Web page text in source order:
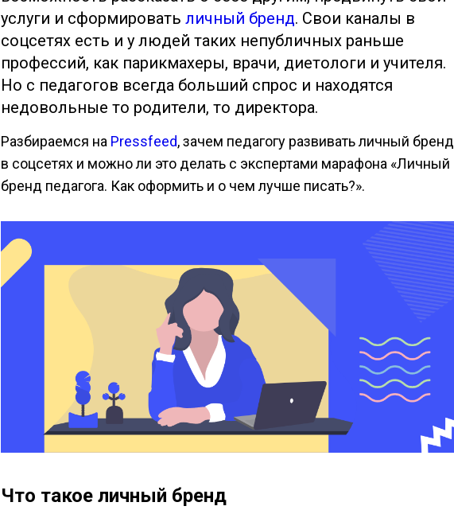
услуги и сформировать личный бренд. Свои каналы в
соцсетях есть и у людей таких непубличных раньше
профессий, как парикмахеры, врачи, диетологи и учителя.
Но с педагогов всегда больший спрос и находятся
недовольные то родители, то директора.
Разбираемся на Pressfeed, зачем педагогу развивать личный бренд
в соцсетях и можно ли это делать с экспертами марафона «Личный
бренд педагога. Как оформить и о чем лучше писать?».
Что такое личный бренд